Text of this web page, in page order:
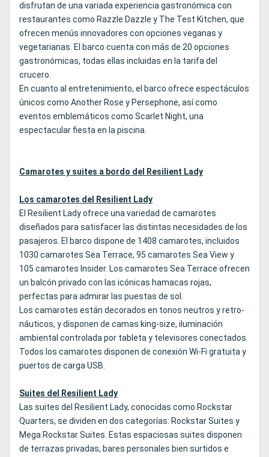
disfrutan de una variada experiencia gastronómica con
restaurantes como Razzle Dazzle y The Test Kitchen, que
ofrecen menús innovadores con opciones veganas y
vegetarianas. El barco cuenta con más de 20 opciones
gastronómicas, todas ellas incluidas en la tarifa del
crucero.
En cuanto al entretenimiento, el barco ofrece espectáculos
únicos como Another Rose y Persephone, así como
eventos emblemáticos como Scarlet Night, una
espectacular fiesta en la piscina.
Camarotes y suites a bordo del Resilient Lady
Los camarotes del Resilient Lady
El Resilient Lady ofrece una variedad de camarotes
diseñados para satisfacer las distintas necesidades de los
pasajeros. El barco dispone de 1408 camarotes, incluidos
1030 camarotes Sea Terrace, 95 camarotes Sea View y
105 camarotes Insider. Los camarotes Sea Terrace ofrecen
un balcón privado con las icónicas hamacas rojas,
perfectas para admirar las puestas de sol.
Los camarotes están decorados en tonos neutros y retro-
náuticos, y disponen de camas king-size, iluminación
ambiental controlada por tableta y televisores conectados.
Todos los camarotes disponen de conexión Wi-Fi gratuita y
puertos de carga USB.
Suites del Resilient Lady
Las suites del Resilient Lady, conocidas como Rockstar
Quarters, se dividen en dos categorías: Rockstar Suites y
Mega Rockstar Suites. Estas espaciosas suites disponen
de terrazas privadas, bares personales bien surtidos e